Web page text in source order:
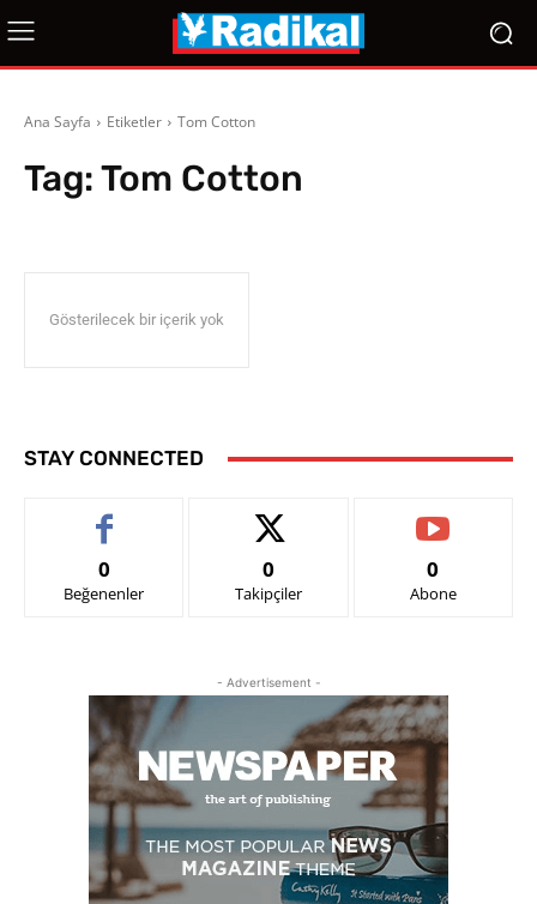
Ana Sayfa Etiketler Tom Cotton
Tag:Tom Cotton
Gösterilecek bir içerik yok
STAY CONNECTED
0
Beğenenler
0
Takipçiler
0
Abone
- Advertisement -